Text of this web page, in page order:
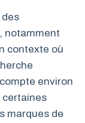
notamment
contexte où
environ
certaines
marques de